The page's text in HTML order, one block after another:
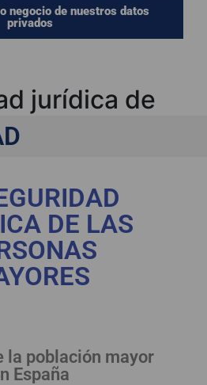
negocio de nuestros datos
privados
jurídica de
mayores
DE LAS
la población mayor
España